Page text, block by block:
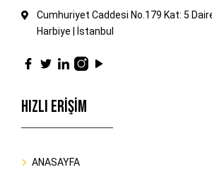
Cumhuriyet Caddesi No.179 Kat: 5
Harbiye | İstanbul
HIZLI ERİŞİM
ANASAYFA